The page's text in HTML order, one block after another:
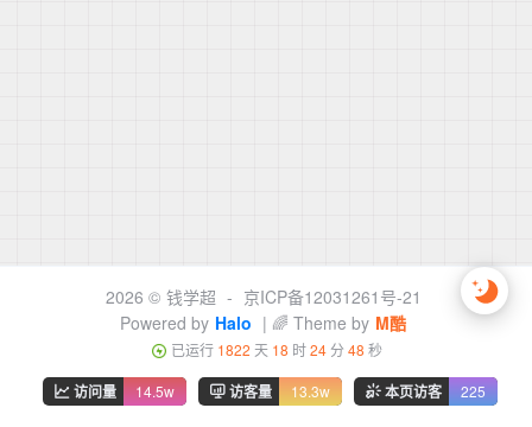
2026 © 钱学超 - 京ICP备12031261号-21
Powered by Halo | 🌈 Theme by M酷
已运行 1822 天 18 时24分 48 秒
访问量 14.5w 访客量 13.3w 本页访客 225